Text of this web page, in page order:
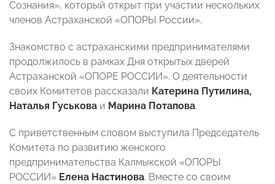
Сознания», который открыт при участии нескольких
членов Астраханской «ОПОРЫ России».
Знакомство с астраханскими предпринимателями
продолжилось в рамках Дня открытых дверей
Астраханской «ОПОРЕ РОССИИ». О деятельности
своих Комитетов рассказали Катерина Путилина,
Наталья Гуськова и Марина Потапова.
С приветственным словом выступила Председатель
Комитета по развитию женского
предпринимательства Калмыкской «ОПОРЫ
РОССИИ» Елена Настинова. Вместе со своим